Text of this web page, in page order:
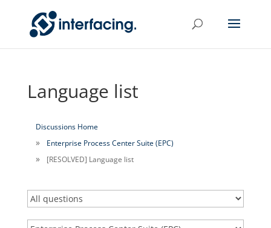
Language list
Discussions Home
Enterprise Process Center Suite (EPC)
[RESOLVED] Language list